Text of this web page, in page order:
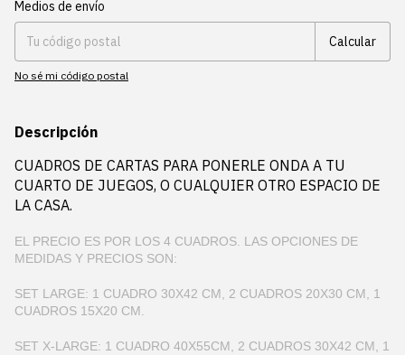
Medios de envío
Calcular
No sé mi código postal
Descripción
CUADROS DE CARTAS PARA PONERLE ONDA A TU
CUARTO DE JUEGOS, O CUALQUIER OTRO ESPACIO DE
LA CASA.
EL PRECIO ES POR LOS 4 CUADROS. LAS OPCIONES DE
MEDIDAS Y PRECIOS SON:
SET LARGE: 1 CUADRO 30X42 CM, 2 CUADROS 20X30 CM, 1
CUADROS 15X20 CM.
SET X-LARGE: 1 CUADRO 40X55CM, 2 CUADROS 30X42 CM, 1